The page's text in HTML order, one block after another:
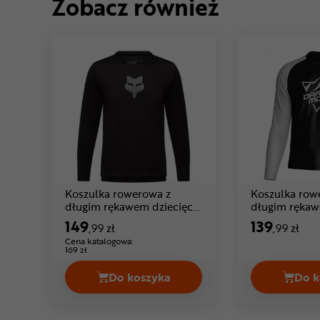
Zobacz również
Koszulka rowerowa z
długim rękawem dziecięca
FOX Ranger Head LS Youth
Cena: 149 ,99 zł
149,99 zł
Cena katalogowa:
169 zł
Do koszyka
Koszulka rowerowa z długim
Koszulka
długim
DARTMOOR
Junior
139,99 zł
Do